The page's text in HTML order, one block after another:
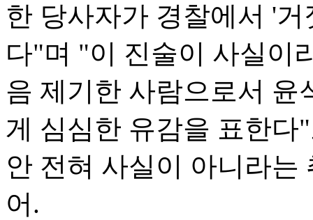
한 당사자가 경찰에서 '
다"며 "이 진술이 사실이
음 제기한 사람으로서 윤
게 심심한 유감을 표한다
안 전혀 사실이 아니라
어.